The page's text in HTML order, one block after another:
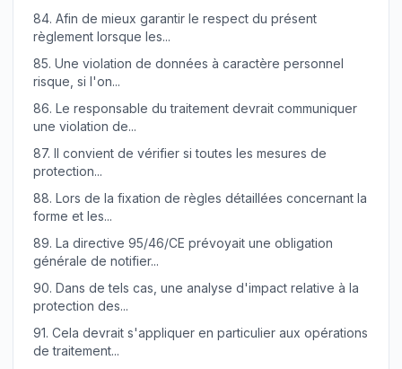
84. Afin de mieux garantir le respect du présent
règlement lorsque les...
85. Une violation de données à caractère personnel
risque, si l'on...
86. Le responsable du traitement devrait communiquer
une violation de...
87. Il convient de vérifier si toutes les mesures de
protection...
88. Lors de la fixation de règles détaillées concernant la
forme et les...
89. La directive 95/46/CE prévoyait une obligation
générale de notifier...
90. Dans de tels cas, une analyse d'impact relative à la
protection des...
91. Cela devrait s'appliquer en particulier aux opérations
de traitement...